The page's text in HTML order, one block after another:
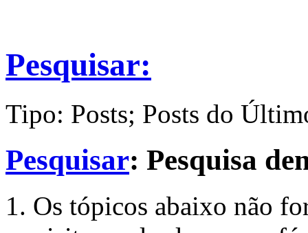
Pesquisar:
Tipo: Posts; Posts do
Pesquisar: Pesquisa
Os tópicos abaixo não